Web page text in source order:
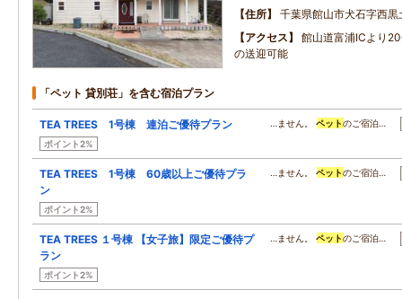
住所
千葉県館山市犬石字西
アクセス
館山道富浦ICより
の送迎可能
「ペット 貸別荘」を含む宿泊プラン
TEA TREES 1号棟 連泊ご優待プラン
ポイント2%
…ません。ペットのご宿泊…
TEA TREES 1号棟 60歳以上ご優待プラ
ン
ポイント2%
…ません。ペットのご宿泊…
TEA TREES １号棟 【女子旅】限定ご優待プ
ラン
ポイント2%
…ません。ペットのご宿泊…